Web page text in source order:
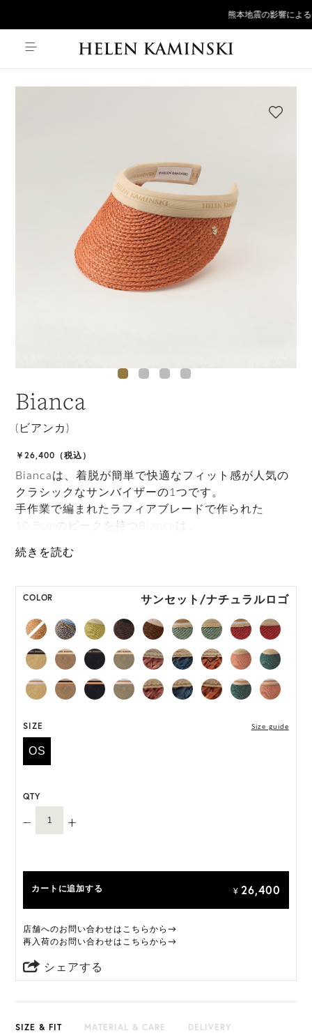
熊本地震の影響による
Bianca
(ビアンカ)
￥26,400（税込）
Biancaは、着脱が簡単で快適なフィット感が人気の
クラシックなサンバイザーの1つです。
手作業で編まれたラフィアブレードで作られた
10.5cmのピークを持つBiancaは、
を与え、日差しからもあなたを守ります。
ONE SIZE展開の商品:ONE SIZE 57.5cm
*ハンドメイド製品のサイズには微小の個体差がござ
います。
COLOR サンセット/ナチュラルロゴ
SIZE Size guide
OS
QTY
カートに追加する ¥ 26,400
店舗へのお問い合わせはこちらから→
再入荷のお問い合わせはこちらから→
シェアする
SIZE & FIT MATERIAL & CARE DELIVERY